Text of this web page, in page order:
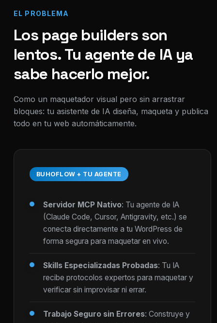
EL PROBLEMA
Los page builders son
lentos. Tu agente de IA ya
sabe hacerlo mejor.
Como un maquetador visual pero sin arrastrar
bloques: tu asistente de IA diseña, maqueta y publica
todo en tu web automáticamente.
BUHOFLOW + TU AGENTE
Servidor MCP Nativo: Tu agente de IA
(Claude Code, Cursor, Antigravity, etc.) se
conecta directamente a tu WordPress de
forma segura para maquetar en vivo.
Skills Especializadas Probadas: Tu IA
recibe protocolos expertos para maquetar y
verificar sin improvisar ni errar.
Trabajo Seguro sin Errores: Construye y